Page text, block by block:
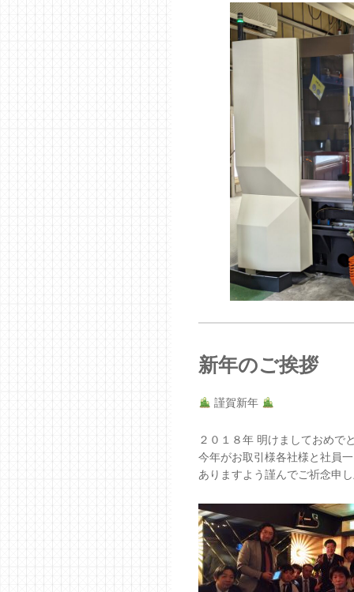
新年のご挨拶
謹賀新年
２０１８年 明けましておめで
今年がお取引様各社様と社員
ありますよう謹んでご祈念申